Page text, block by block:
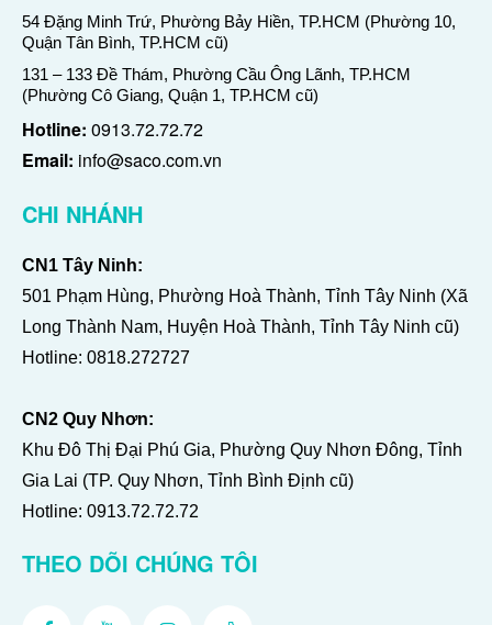
54 Đặng Minh Trứ, Phường Bảy Hiền, TP.HCM (Phường 10,
Quận Tân Bình, TP.HCM cũ)
131 – 133 Đề Thám, Phường Cầu Ông Lãnh, TP.HCM
(Phường Cô Giang, Quận 1, TP.HCM cũ)
Hotline: 0913.72.72.72
Email: info@saco.com.vn
CHI NHÁNH
CN1 Tây Ninh:
501 Phạm Hùng, Phường Hoà Thành, Tỉnh Tây Ninh (Xã
Long Thành Nam, Huyện Hoà Thành, Tỉnh Tây Ninh cũ)
Hotline: 0818.272727
CN2 Quy Nhơn:
Khu Đô Thị Đại Phú Gia, Phường Quy Nhơn Đông, Tỉnh
Gia Lai (TP. Quy Nhơn, Tỉnh Bình Định cũ)
Hotline: 0913.72.72.72
THEO DÕI CHÚNG TÔI